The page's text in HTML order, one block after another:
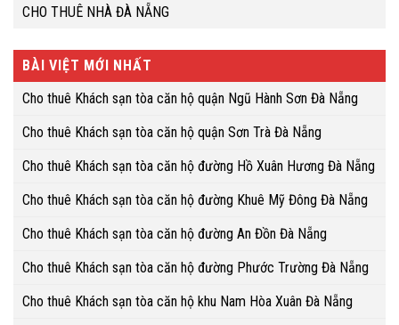
CHO THUÊ NHÀ ĐÀ NẴNG
BÀI VIỆT MỚI NHẤT
Cho thuê Khách sạn tòa căn hộ quận Ngũ Hành Sơn Đà Nẵng
Cho thuê Khách sạn tòa căn hộ quận Sơn Trà Đà Nẵng
Cho thuê Khách sạn tòa căn hộ đường Hồ Xuân Hương Đà Nẵng
Cho thuê Khách sạn tòa căn hộ đường Khuê Mỹ Đông Đà Nẵng
Cho thuê Khách sạn tòa căn hộ đường An Đồn Đà Nẵng
Cho thuê Khách sạn tòa căn hộ đường Phước Trường Đà Nẵng
Cho thuê Khách sạn tòa căn hộ khu Nam Hòa Xuân Đà Nẵng